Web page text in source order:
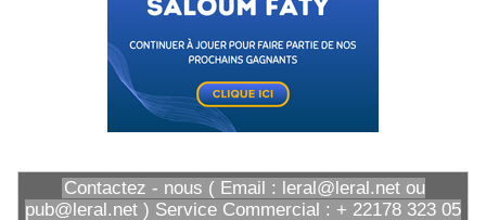
Contactez - nous ( Email : leral@leral.net ou
pub@leral.net ) Service Commercial : + 22178 323 05